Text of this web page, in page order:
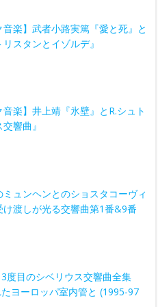
音楽】武者小路実篤『愛と死』と
スタンとイゾルデ』
音楽】井上靖『氷壁』とR.シュト
響曲』
ュンヘンとのショスタコーヴィ
渡しが光る交響曲第1番&9番
度目のシベリウス交響曲全集
ヨーロッパ室内管と (1995-97